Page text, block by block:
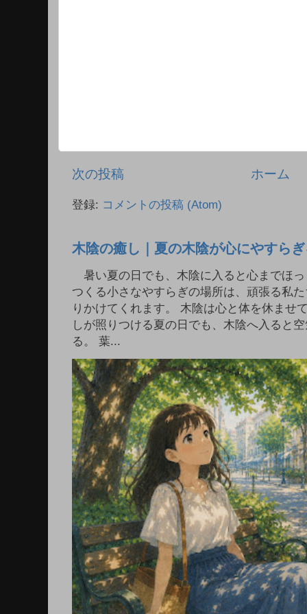
次の投稿 ホーム
登録: コメントの投稿 (Atom)
木陰の癒し｜夏の木陰が心にやすら
暑い夏の日でも、木陰に入ると心までほ
つくる小さなやすらぎの場所は、頑張る私
りかけてくれます。 木陰は心と体を休ま
しが照りつける夏の日でも、木陰へ入ると
る。 葉...